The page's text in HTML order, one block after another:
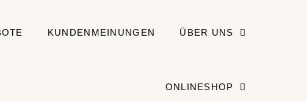
KUNDENMEINUNGEN ÜBER UNS
ONLINESHOP